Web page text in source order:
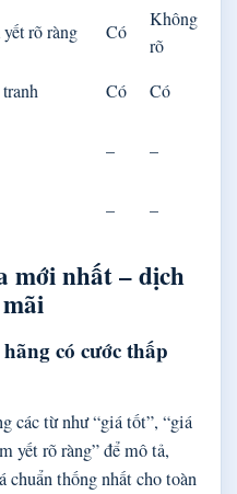
rõ ràng Có
Không
rõ
Có Có
–
–
– –
mới nhất – dịch
có cước thấp
các từ như “giá tốt”, “giá
yết rõ ràng” để mô tả,
chuẩn thống nhất cho toàn